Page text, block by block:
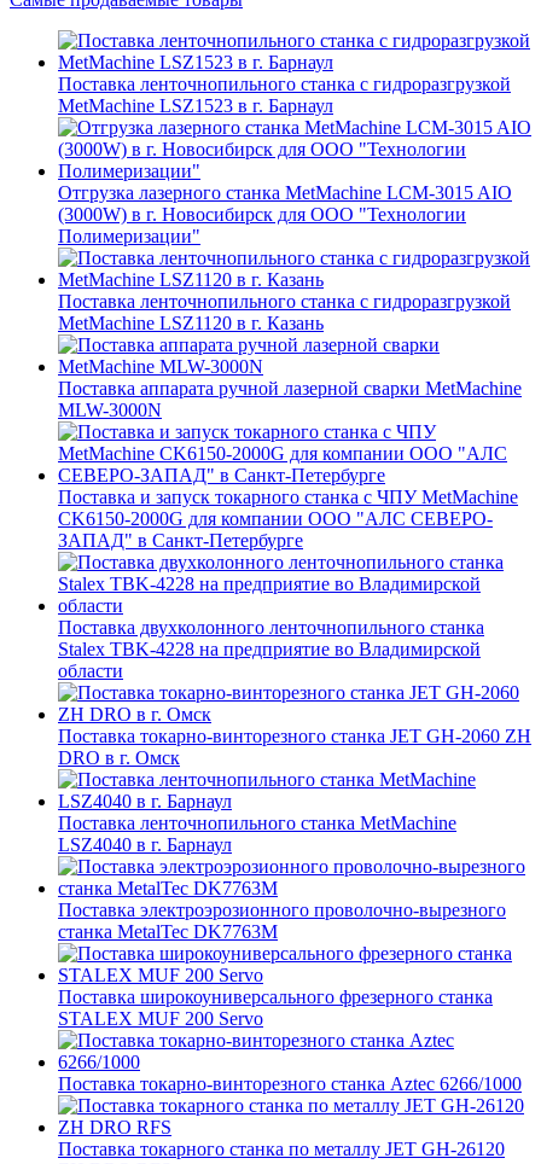
Поставка ленточнопильного станка c гидроразгрузкой
MetMachine LSZ1523 в г. Барнаул
Отгрузка лазерного станка MetMachine LCM-3015 AIO
(3000W) в г. Новосибирск для ООО "Технологии
Полимеризации"
Поставка ленточнопильного станка c гидроразгрузкой
MetMachine LSZ1120 в г. Казань
Поставка аппарата ручной лазерной сварки MetMachine
MLW-3000N
Поставка и запуск токарного станка с ЧПУ MetMachine
CK6150-2000G для компании ООО "АЛС СЕВЕРО-
ЗАПАД" в Санкт-Петербурге
Поставка двухколонного ленточнопильного станка
Stalex TBK-4228 на предприятие во Владимирской
области
Поставка токарно-винторезного станка JET GH-2060 ZH
DRO в г. Омск
Поставка ленточнопильного станка MetMachine
LSZ4040 в г. Барнаул
Поставка электроэрозионного проволочно-вырезного
станка MetalTec DK7763M
Поставка широкоуниверсального фрезерного станка
STALEX MUF 200 Servo
Поставка токарно-винторезного станка Aztec 6266/1000
Поставка токарного станка по металлу JET GH-26120